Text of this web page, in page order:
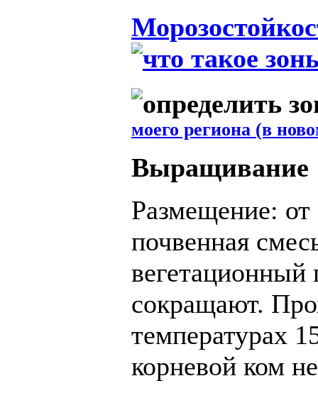
моего региона (в
Выращивание
Размещение: от
почвенная
сокращают.
температурах
корневой ком